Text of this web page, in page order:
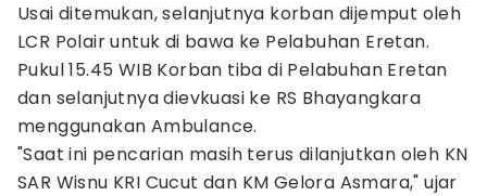
Usai ditemukan, selanjutnya korban dijemput oleh
LCR Polair untuk di bawa ke Pelabuhan Eretan.
Pukul 15.45 WIB Korban tiba di Pelabuhan Eretan
dan selanjutnya dievkuasi ke RS Bhayangkara
menggunakan Ambulance.
"Saat ini pencarian masih terus dilanjutkan oleh KN
SAR Wisnu KRI Cucut dan KM Gelora Asmara," ujar